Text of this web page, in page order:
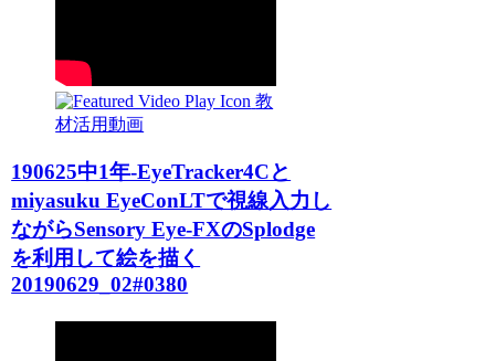
教
材活用動画
190625中1年-EyeTracker4Cと
miyasuku EyeConLTで視線入力し
ながらSensory Eye-FXのSplodge
を利用して絵を描く
20190629_02#0380